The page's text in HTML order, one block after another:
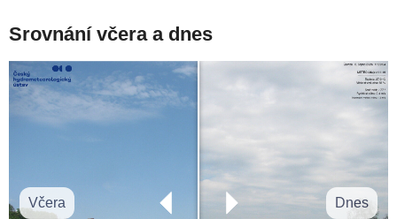
Srovnání včera a dnes
Včera Dnes